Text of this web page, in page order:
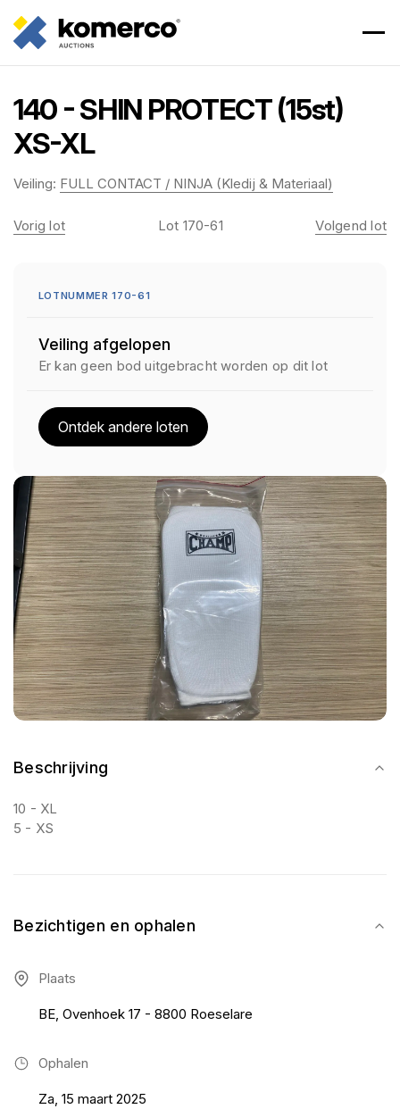
140 - SHIN PROTECT (15st)
XS-XL
Veiling: FULL CONTACT / NINJA (Kledij & Materiaal)
Beschrijving
10 - XL
5 - XS
Bezichtigen en ophalen
Plaats
BE, Ovenhoek 17 - 8800 Roeselare
Ophalen
Za, 15 maart 2025
Vorig lot Lot 170-61 Volgend lot
LOTNUMMER 170-61
Veiling afgelopen
Er kan geen bod uitgebracht worden op dit lot
Ontdek andere loten